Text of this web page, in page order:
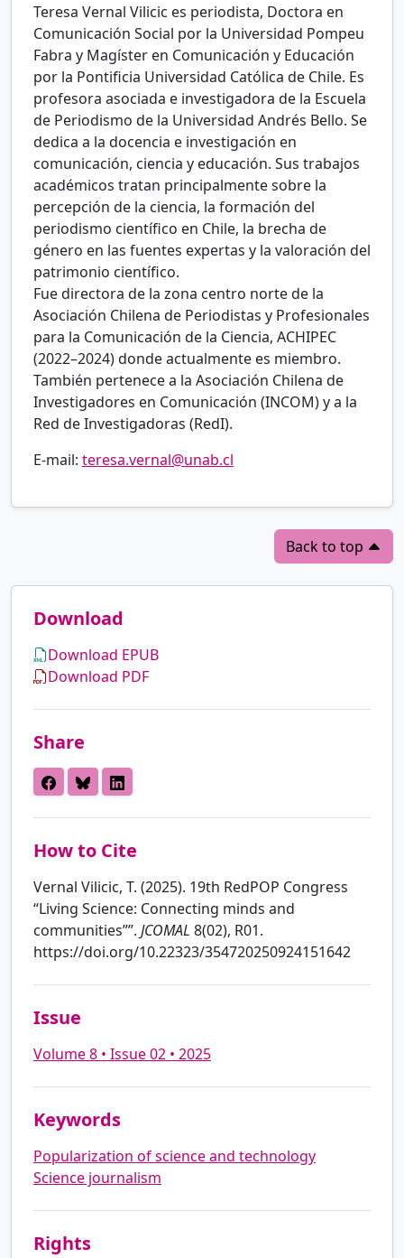
Teresa Vernal Vilicic es periodista, Doctora en
Comunicación Social por la Universidad Pompeu
Fabra y Magíster en Comunicación y Educación
por la Pontificia Universidad Católica de Chile. Es
profesora asociada e investigadora de la Escuela
de Periodismo de la Universidad Andrés Bello. Se
dedica a la docencia e investigación en
comunicación, ciencia y educación. Sus trabajos
académicos tratan principalmente sobre la
percepción de la ciencia, la formación del
periodismo científico en Chile, la brecha de
género en las fuentes expertas y la valoración del
patrimonio científico.
Fue directora de la zona centro norte de la
Asociación Chilena de Periodistas y Profesionales
para la Comunicación de la Ciencia, ACHIPEC
(2022–2024) donde actualmente es miembro.
También pertenece a la Asociación Chilena de
Investigadores en Comunicación (INCOM) y a la
Red de Investigadoras (RedI).
E-mail: teresa.vernal@unab.cl
Back to top
Download
Download EPUB
Download PDF
Share
How to Cite
Vernal Vilicic, T. (2025). 19th RedPOP Congress
“Living Science: Connecting minds and
communities””. JCOMAL 8(02), R01.
https://doi.org/10.22323/354720250924151642
Issue
Volume 8 • Issue 02 • 2025
Keywords
Popularization of science and technology
Science journalism
Rights